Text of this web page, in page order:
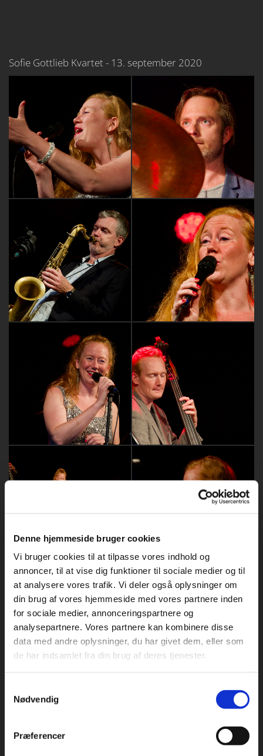
Denne hjemmeside bruger cookies
Vi bruger cookies til at tilpasse vores indhold og
annoncer, til at vise dig funktioner til sociale medier og til
at analysere vores trafik. Vi deler også oplysninger om
din brug af vores hjemmeside med vores partnere inden
for sociale medier, annonceringspartnere og
analysepartnere. Vores partnere kan kombinere disse
data med andre oplysninger, du har givet dem, eller som
de har indsamlet fra din brug af deres tjenester.
Nødvendig
Præferencer
Sofie Gottlieb Kvartet - 13. september 2020
Olivier Antunes Trio feat. Tomas Franck - 27.
september 2020